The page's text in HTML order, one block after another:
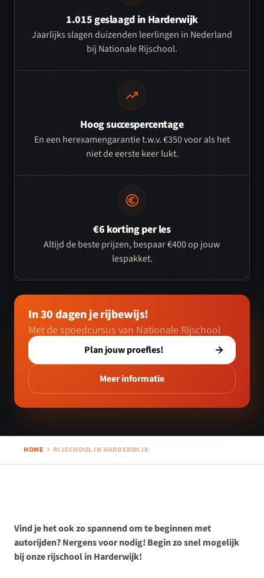
1.015 geslaagd in Harderwijk
Jaarlijks slagen duizenden leerlingen in Nederland
bij Nationale Rijschool.
Hoog succespercentage
En een herexamengarantie t.w.v. €350 voor als het
niet de eerste keer lukt.
€6 korting per les
Altijd de beste prijzen, bespaar €400 op jouw
lespakket.
In 30 dagen je rijbewijs!
Met de spoedcursus van Nationale Rijschool
Plan jouw proefles!
Meer informatie
HOME RIJSCHOOL IN HARDERWIJK
Vind je het ook zo spannend om te beginnen met
autorijden? Nergens voor nodig! Begin zo snel mogelijk
bij onze rijschool in Harderwijk!